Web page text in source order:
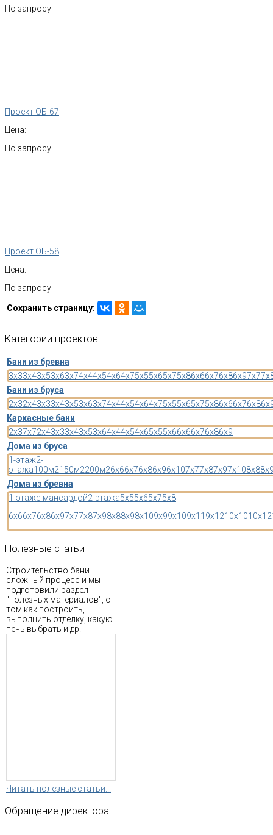
По запросу
Проект ОБ-67
Цена:
По запросу
Проект ОБ-58
Цена:
По запросу
Сохранить страницу:
Категории проектов
Бани из бревна
3x33x43x53x63x74x44x54x64x75x55x65x75x86x66x76x86x97x7
Бани из бруса
2x32x43x33x43x53x63x74x44x54x64x75x55x65x75x86x66x76x8
Каркасные бани
2x37x72x43x33x43x53x64x44x54x65x55x66x66x76x86x9
Дома из бруса
1-этаж2-
этажа100м2150м2200м26x66x76x86x96x107x77x87x97x108x8
Дома из бревна
1-этажс мансардой2-этажа5x55x65x75x8
6x66x76x86x97x77x87x98x88x98x109x99x109x11 9x1210x1010x12
Полезные статьи
Строительство бани
сложный процесс и мы
подготовили раздел
"полезных материалов", о
том как построить,
выполнить отделку, какую
печь выбрать и др.
Читать полезные статьи...
Обращение директора